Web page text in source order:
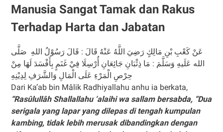
Manusia Sangat Tamak dan Rakus
Terhadap Harta dan Jabatan
عَنْ كَعْبِ بْنِ مَالِكٍ رَضِيَ اللَّهُ عَنْهُ قَالَ : قَالَ رَسُوْلُ اللهِ صَلَّى
الله عَلَيهِ وَسَلَّمَ : مَا ذِئْبَانِ جَائِعَانِ أُرْسِلَا فِيْ غَنَمٍ بِأَفْسَدَ لَهَا مِنْ
حِرْصِ الْمَرْءِ عَلَى الْمَالِ وَالشَّرَفِ لِدِيْنِهِ
Dari Ka’ab bin Mâlik Radhiyallahu anhu ia berkata,
“Rasûlullâh Shallallahu ‘alaihi wa sallam bersabda, “Dua
serigala yang lapar yang dilepas di tengah kumpulan
kambing, tidak lebih merusak dibandingkan dengan